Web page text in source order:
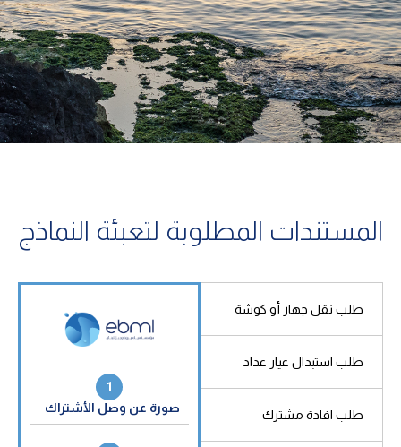
المستندات المطلوبة لتعبئة النماذج
طلب نقل جهاز أو كوشة
طلب استبدال عيار عداد
طلب افادة مشترك
1
صورة عن سند الملكية
1
صورة عن وصل الأشتراك